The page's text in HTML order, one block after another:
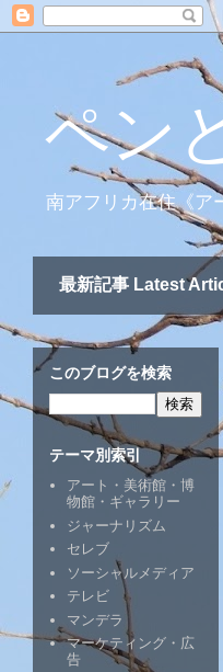
ペン
南アフリカ在住《ア
最新記事 Latest
このブログを検索
テーマ別索引
アート・美術館・博
物館・ギャラリー
ジャーナリズム
セレブ
ソーシャルメディア
テレビ
マンデラ
マーケティング・広
告